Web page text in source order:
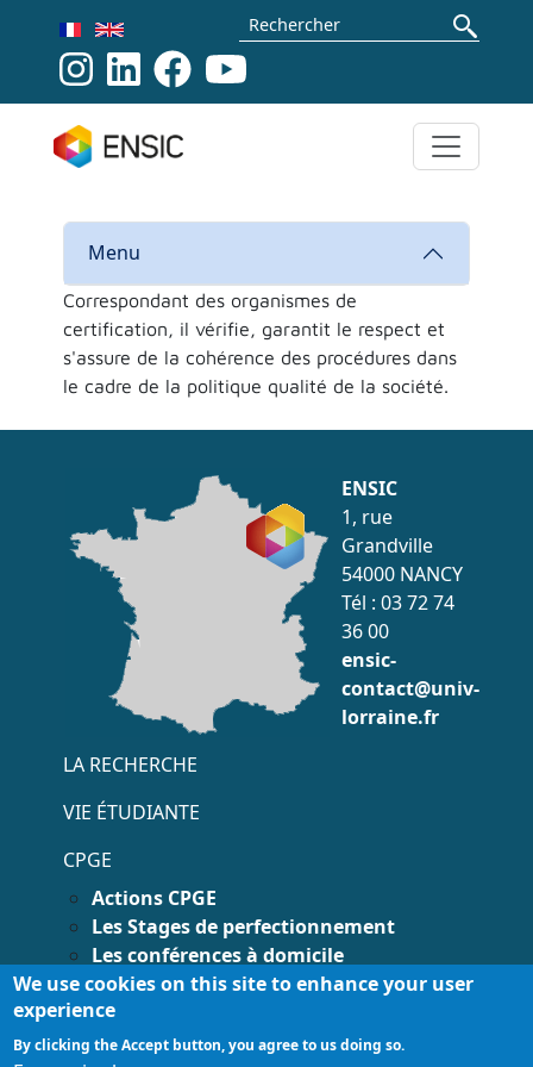
Aller au contenu principalRechercher
Menu
Correspondant des organismes de
certification, il vérifie, garantit le respect et
s'assure de la cohérence des procédures dans
le cadre de la politique qualité de la société.
ENSIC
1, rue
Grandville
54000 NANCY
Tél : 03 72 74
36 00
ensic-
contact@univ-
lorraine.fr
Menu accès rapide
LA RECHERCHE
VIE ÉTUDIANTE
CPGE
Actions CPGE
Les Stages de perfectionnement
Les conférences à domicile
Contacts CPGE
© 2025 Université de
Lorraine | ENSIC-
Mentions
du site: non
We use cookies on this site to enhance your user
experience
By clicking the Accept button, you agree to us doing so.